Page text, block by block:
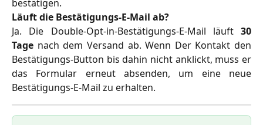
bestätigen.
Läuft die Bestätigungs-E-Mail ab?
Ja. Die Double-Opt-in-Bestätigungs-E-Mail läuft 30
Tage nach dem Versand ab. Wenn Der Kontakt den
Bestätigungs-Button bis dahin nicht anklickt, muss er
das Formular erneut absenden, um eine neue
Bestätigungs-E-Mail zu erhalten.